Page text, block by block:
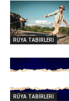
RÜYA TABİRLERİ
RÜYA TABİRLERİ